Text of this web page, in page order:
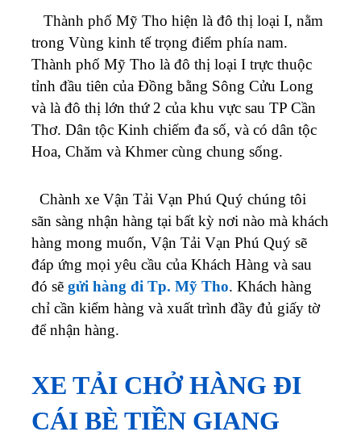
Thành phố Mỹ Tho hiện là đô thị loại I, nằm
trong Vùng kinh tế trọng điểm phía nam.
Thành phố Mỹ Tho là đô thị loại I trực thuộc
tỉnh đầu tiên của Đồng bằng Sông Cửu Long
và là đô thị lớn thứ 2 của khu vực sau TP Cần
Thơ. Dân tộc Kinh chiếm đa số, và có dân tộc
Hoa, Chăm và Khmer cùng chung sống.
Chành xe Vận Tải Vạn Phú Quý chúng tôi
sãn sàng nhận hàng tại bất kỳ nơi nào mà khách
hàng mong muốn, Vận Tải Vạn Phú Quý sẽ
đáp ứng mọi yêu cầu của Khách Hàng và sau
đó sẽ gửi hàng đi Tp. Mỹ Tho. Khách hàng
chỉ cần kiểm hàng và xuất trình đầy đủ giấy tờ
để nhận hàng.
XE TẢI CHỞ HÀNG ĐI
CÁI BÈ TIỀN GIANG